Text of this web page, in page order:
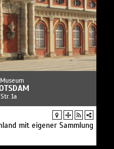
Museum
1a
mit eigener Sammlung